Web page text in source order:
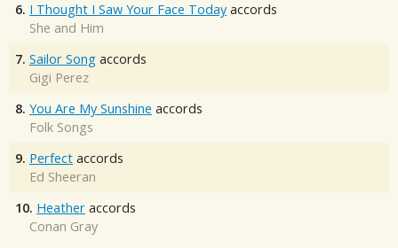
6. I Thought I Saw Your Face Today accords
She and Him
7. Sailor Song accords
Gigi Perez
8. You Are My Sunshine accords
Folk Songs
9. Perfect accords
Ed Sheeran
10. Heather accords
Conan Gray